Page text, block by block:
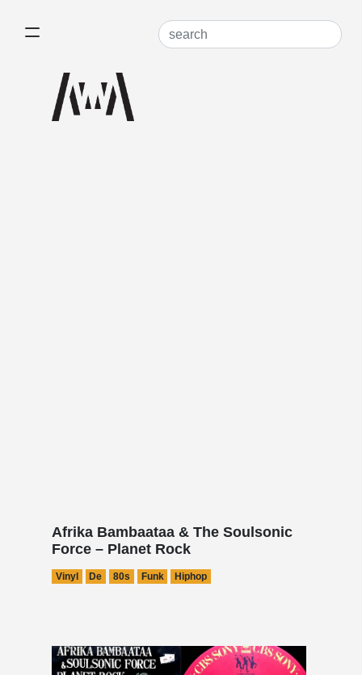
Afrika Bambaataa & The Soulsonic
Force – Planet Rock
Vinyl De 80s Funk Hiphop